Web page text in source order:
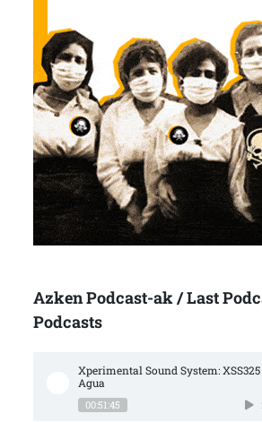
Azken Podcast-ak / Last
Podcasts
Xperimental Sound System:
Agua
00:51:45